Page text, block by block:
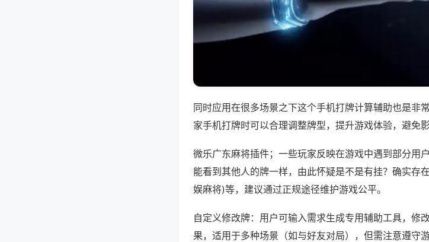
同时应用在很多场景之下这个手机打牌计算辅助也是非
家手机打牌时可以合理调整牌型，提升游戏体验，避免
微乐广东麻将插件；一些玩家反映在游戏中遇到部分用
能看到其他人的牌一样，由此怀疑是不是有挂？确实存
娱麻将)等，建议通过正规途径维护游戏公平。
自定义修改牌：用户可输入需求生成专用辅助工具，修
果，适用于多种场景（如与好友对局），但需注意遵守